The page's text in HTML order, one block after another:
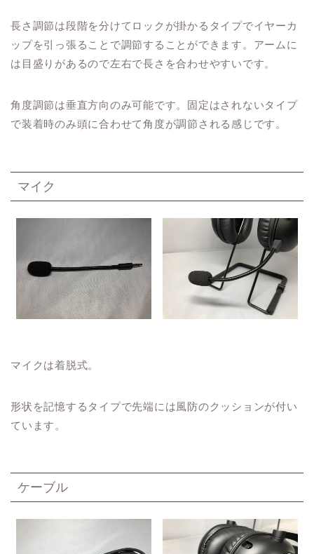
長さ調節は段階を分けてロックが掛かるタイプでイヤーカ
ップを引っ張ることで調節することができます。アームに
は目盛りがあるので左右で長さを合わせやすいです。
角度調節は垂直方向のみ可能です。固定はされないタイプ
で装着時のみ頭に合わせて角度が調節される感じです。
マイク
マイクは着脱式。
形状を記憶するタイプで先端には風防のクッションが付い
ています。
ケーブル